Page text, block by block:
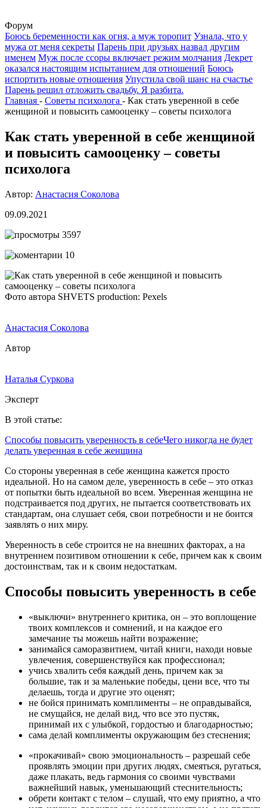
Форум
Боюсь беременности как огня, а муж торопит Узнала, что у
мужа от меня секреты Парень при друзьях назвал другим
именем Муж после ссоры включает режим молчания Декрет
оказался настоящим испытанием для отношений Боюсь
испортить новые отношения Упустила свой шанс на счастье
Парень решил отложить свадьбу. Я разбита.
Главная - Советы психолога - Как стать уверенной в себе
женщиной и повысить самооценку – советы психолога
Как стать уверенной в себе женщиной
и повысить самооценку – советы
психолога
Автор: Анастасия Соколова
09.09.2021
3597
10
Фото автора SHVETS production: Pexels
Анастасия Соколова
Автор
Наталья Суркова
Эксперт
В этой статье:
Способы повысить уверенность в себеЧего никогда не будет
делать уверенная в себе женщина
Со стороны уверенная в себе женщина кажется просто
идеальной. Но на самом деле, уверенность в себе – это отказ
от попытки быть идеальной во всем. Уверенная женщина не
подстраивается под других, не пытается соответствовать их
стандартам, она слушает себя, свои потребности и не боится
заявлять о них миру.
Уверенность в себе строится не на внешних факторах, а на
внутреннем позитивом отношении к себе, причем как к своим
достоинствам, так и к своим недостаткам.
Способы повысить уверенность в себе
«выключи» внутреннего критика, он – это воплощение
твоих комплексов и сомнений, и на каждое его
замечание ты можешь найти возражение;
занимайся саморазвитием, читай книги, находи новые
увлечения, совершенствуйся как профессионал;
учись хвалить себя каждый день, причем как за
большие, так и за маленькие победы, цени все, что ты
делаешь, тогда и другие это оценят;
не бойся принимать комплименты – не оправдывайся,
не смущайся, не делай вид, что все это пустяк,
принимай их с улыбкой, гордостью и благодарностью;
сама делай комплименты окружающим без стеснения;
«прокачивай» свою эмоциональность – разрешай себе
проявлять эмоции при других людях, смеяться, ругаться,
даже плакать, ведь гармония со своими чувствами
важнейший навык, уменьшающий стеснительность;
обрети контакт с телом – слушай, что ему приятно, а что